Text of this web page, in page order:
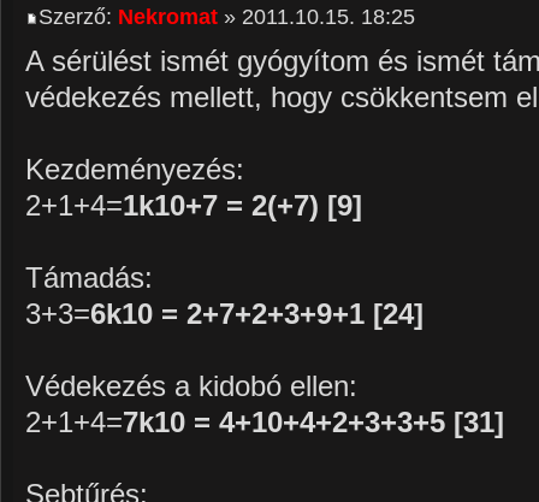
Szerző: Nekromat » 2011.10.15. 18:25
A sérülést ismét gyógyítom és ismét
védekezés mellett, hogy csökkentsem
Kezdeményezés:
2+1+4=1k10+7 = 2(+7) [9]
Támadás:
3+3=6k10 = 2+7+2+3+9+1 [24]
Védekezés a kidobó ellen:
2+1+4=7k10 = 4+10+4+2+3+3+5 [31]
Sebtűrés: